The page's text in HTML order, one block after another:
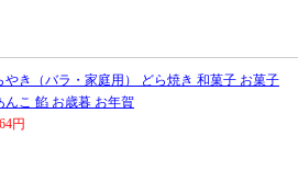
やき（バラ・家庭用） どら焼き 和菓子 お菓子
んこ 餡 お歳暮 お年賀
円